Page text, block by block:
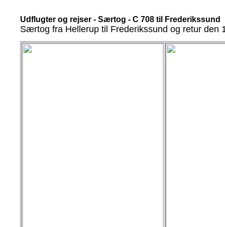
Udflugter og rejser - Særtog - C 708 til Frederikssund
Særtog fra Hellerup til Frederikssund og retur den